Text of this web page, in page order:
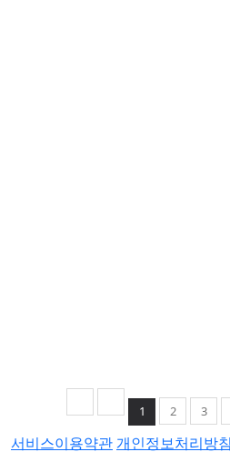
1 2 3
서비스이용약관 개인정보처리방침